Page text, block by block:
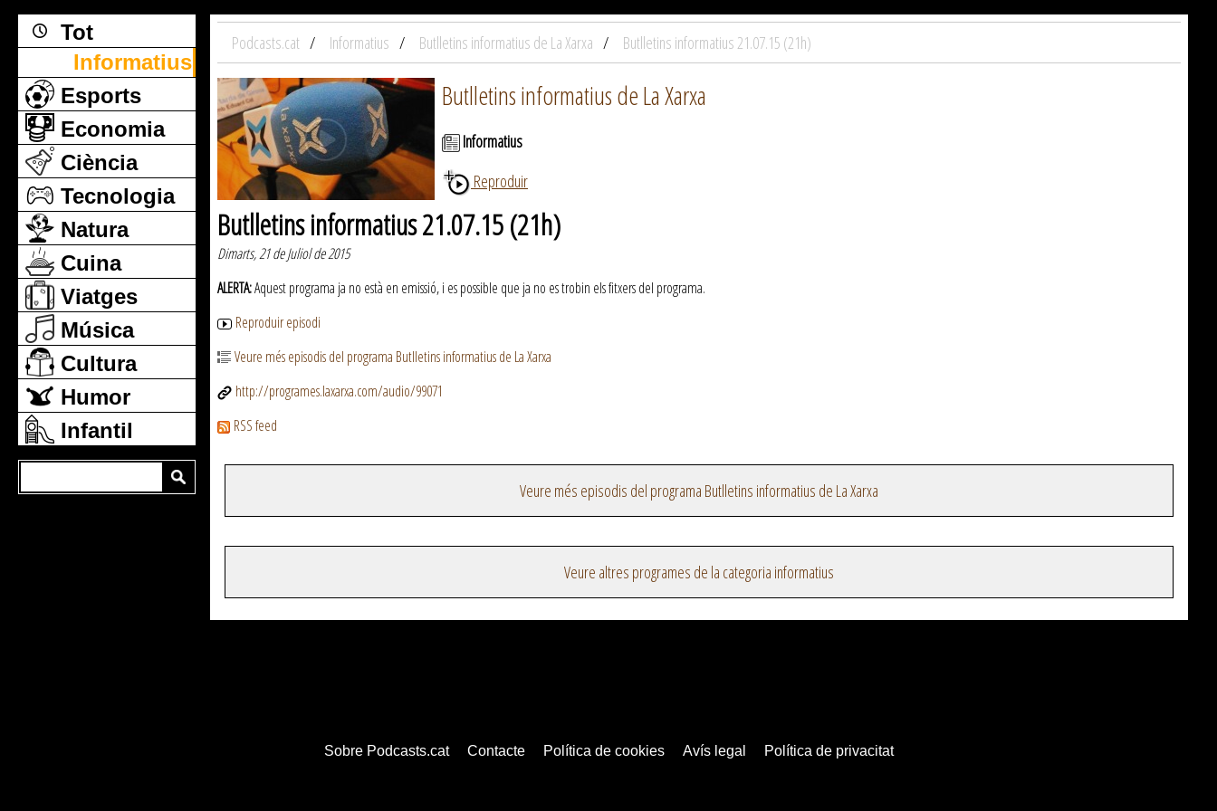
Tot
Informatius
Esports
Economia
Ciència
Tecnologia
Natura
Cuina
Viatges
Música
Cultura
Humor
Infantil
Podcasts.cat Informatius Butlletins informatius de La Xarxa Butlletins informatius 21.07.15 (21h)
Butlletins informatius de La Xarxa
Informatius
Reproduir
Butlletins informatius 21.07.15 (21h)
Dimarts, 21 de Juliol de 2015
ALERTA:Aquest programa ja no està en emissió, i es possible que ja no es trobin els fitxers del programa.
Reproduir episodi
Veure més episodis del programa Butlletins informatius de La Xarxa
http://programes.laxarxa.com/audio/99071
RSS feed
Veure més episodis del programa Butlletins informatius de La Xarxa
Veure altres programes de la categoria informatius
Sobre Podcasts.cat Contacte Política de cookies Avís legal Política de privacitat